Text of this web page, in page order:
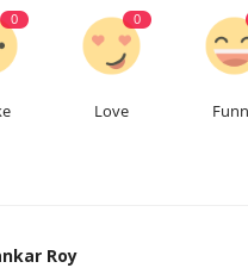
0 0
Love
Roy